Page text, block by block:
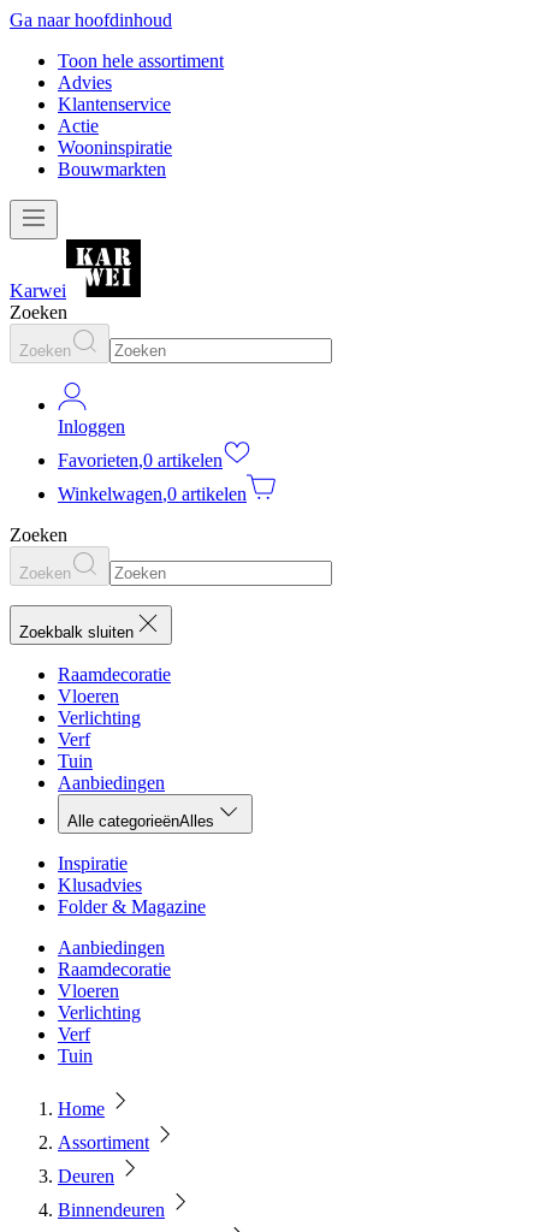
Ga naar hoofdinhoud
Toon hele assortiment
Advies
Klantenservice
Actie
Wooninspiratie
Bouwmarkten
Karwei
Zoeken
Zoeken
Inloggen
Favorieten,0 artikelen
Winkelwagen,0 artikelen
Zoeken
Zoeken
Zoekbalk sluiten
Raamdecoratie
Vloeren
Verlichting
Verf
Tuin
Aanbiedingen
Alle categorieënAlles
Inspiratie
Klusadvies
Folder & Magazine
Aanbiedingen
Raamdecoratie
Vloeren
Verlichting
Verf
Tuin
Home
Assortiment
Deuren
Binnendeuren